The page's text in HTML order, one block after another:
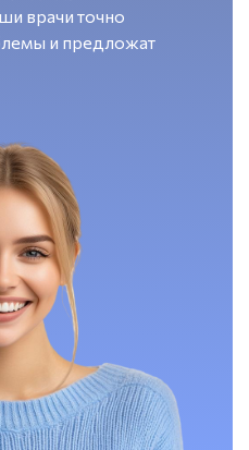
врачи точно
и предложат